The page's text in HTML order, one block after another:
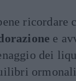
ricordare
e
dei